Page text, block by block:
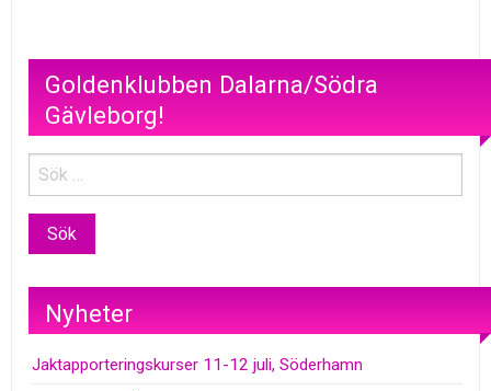
Goldenklubben Dalarna/Södra
Gävleborg!
Nyheter
Jaktapporteringskurser 11-12 juli, Söderhamn